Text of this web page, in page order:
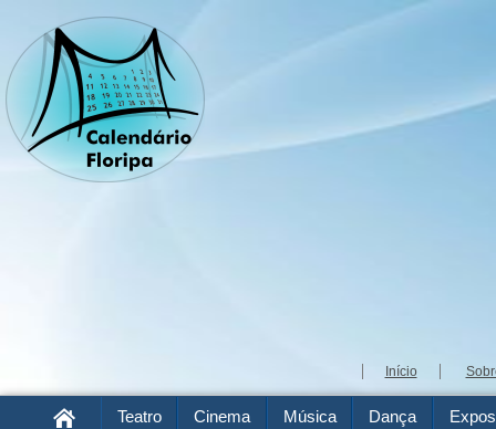
Início
Teatro Cinema Música Dança